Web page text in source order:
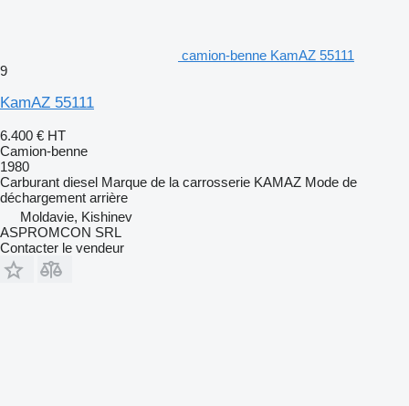
camion-benne KamAZ 55111
9
KamAZ 55111
6.400 € HT
Camion-benne
1980
Carburant diesel Marque de la carrosserie KAMAZ Mode de
déchargement arrière
Moldavie, Kishinev
ASPROMCON SRL
Contacter le vendeur